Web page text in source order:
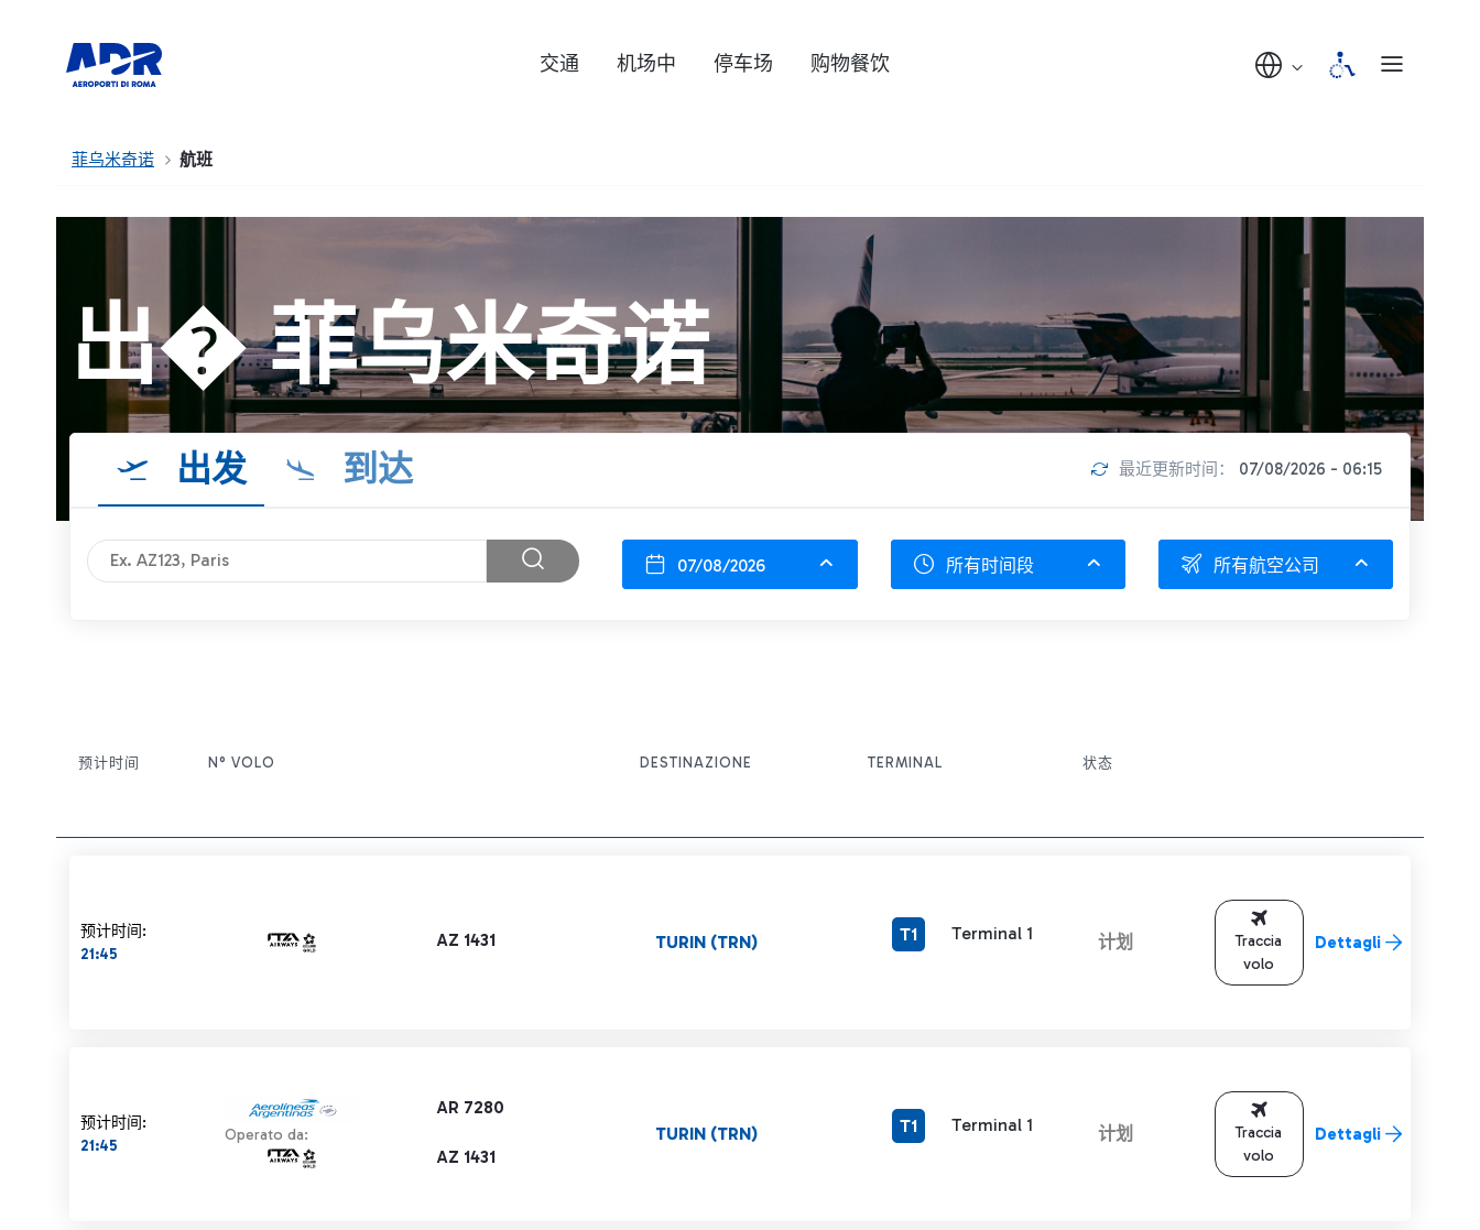
交通 机场中 停车场 购物餐饮
菲乌米奇诺 航班
出� 菲乌米奇诺
出发 到达 最近更新时间： 07/08/2026 - 06:15
07/08/2026 所有时间段 所有航空公司
预计时间 N° VOLO DESTINAZIONE TERMINAL 状态
预计时间:
21:45
AZ 1431 TURIN (TRN) T1 Terminal 1 计划
Traccia
volo
Dettagli
预计时间:
21:45
AR 7280
Operato da:
AZ 1431
TURIN (TRN) T1 Terminal 1 计划
Traccia
volo
Dettagli